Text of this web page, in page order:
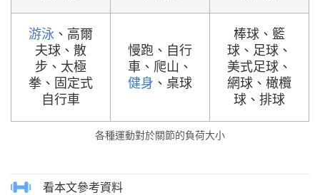
游泳 、高爾
夫球、散
步、太極
拳、固定式
自行車
慢跑、自行
車、爬山、
健身 、桌球
棒球、籃
球、足球、
美式足球、
網球、橄欖
球、排球
各種運動對於關節的負荷大小